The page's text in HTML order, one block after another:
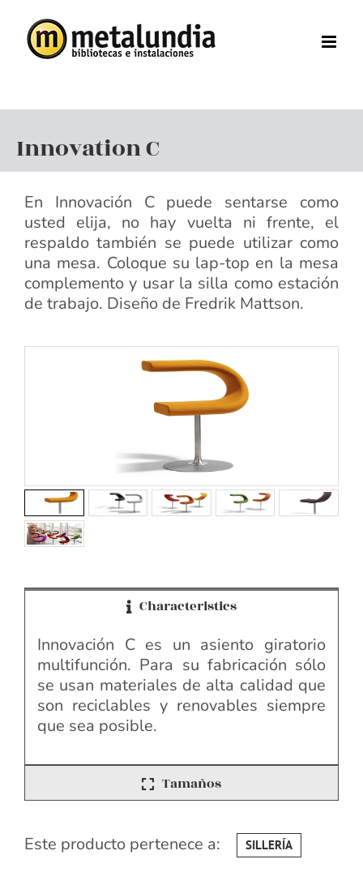
contenido
Innovation C
En Innovación C puede sentarse como
usted elija, no hay vuelta ni frente, el
respaldo también se puede utilizar como
una mesa. Coloque su lap-top en la mesa
complemento y usar la silla como estación
de trabajo. Diseño de Fredrik Mattson.
Characteristics
Innovación C es un asiento giratorio
multifunción. Para su fabricación sólo
se usan materiales de alta calidad que
son reciclables y renovables siempre
que sea posible.
Tamaños
Este producto pertenece a: SILLERÍA